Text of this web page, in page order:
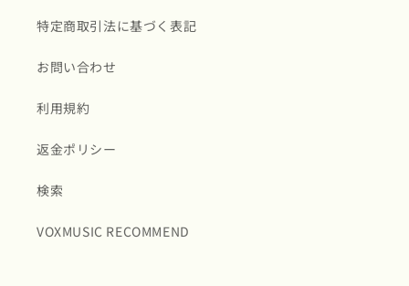
特定商取引法に基づく表記
お問い合わせ
利用規約
返金ポリシー
検索
VOXMUSIC RECOMMEND